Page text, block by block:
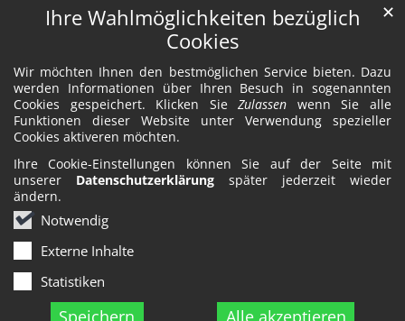
Ihre Wahlmöglichkeiten bezüglich
Cookies
Wir möchten Ihnen den bestmöglichen Service bieten. Dazu
werden Informationen über Ihren Besuch in sogenannten
Cookies gespeichert. Klicken SieZulassen wenn Sie alle
Funktionen dieser Website unter Verwendung spezieller
Cookies aktiveren möchten.
Ihre Cookie-Einstellungen können Sie auf der Seite mit
unserer Datenschutzerklärung später jederzeit wieder
ändern.
Notwendig
Externe Inhalte
Statistiken
Speichern Alle akzeptieren
✕